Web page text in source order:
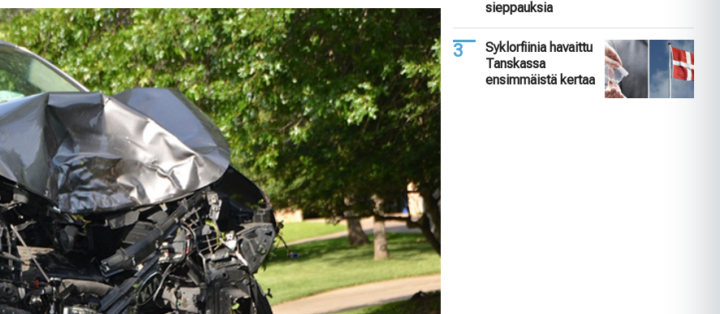
sieppauksia
Syklorfiinia havaittu
Tanskassa
ensimmäistä kertaa